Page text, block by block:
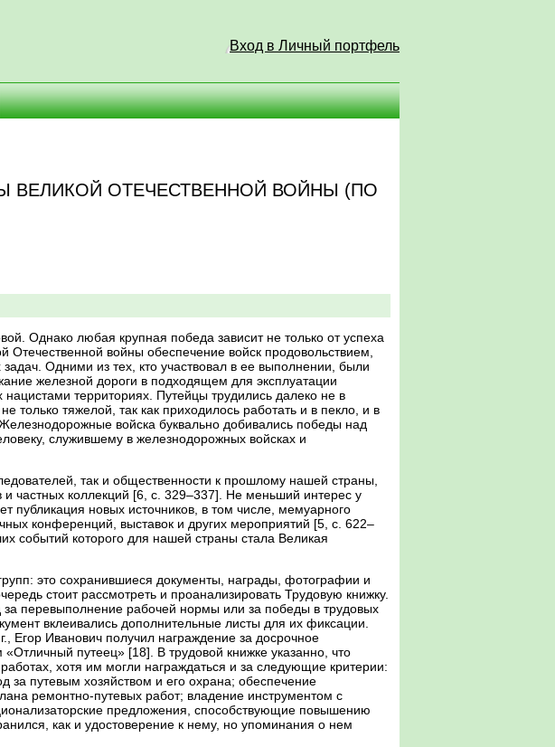
Вход в Личный портфель
ВЕЛИКОЙ ОТЕЧЕСТВЕННОЙ ВОЙНЫ (ПО
Однако любая крупная победа зависит не только от успеха
войны обеспечение войск продовольствием,
Одними из тех, кто участвовал в ее выполнении, были
железной дороги в подходящем для эксплуатации
территориях. Путейцы трудились далеко не в
только тяжелой, так как приходилось работать и в пекло, и в
войска буквально добивались победы над
служившему в железнодорожных войсках и
так и общественности к прошлому нашей страны,
коллекций [6, c. 329–337]. Не меньший интерес у
публикация новых источников, в том числе, мемуарного
конференций, выставок и других мероприятий [5, c. 622–
событий которого для нашей страны стала Великая
это сохранившиеся документы, награды, фотографии и
стоит рассмотреть и проанализировать Трудовую книжку.
перевыполнение рабочей нормы или за победы в трудовых
вклеивались дополнительные листы для их фиксации.
Егор Иванович получил награждение за досрочное
путеец» [18]. В трудовой книжке указанно, что
хотя им могли награждаться и за следующие критерии:
за путевым хозяйством и его охрана; обеспечение
ремонтно-путевых работ; владение инструментом с
предложения, способствующие повышению
как и удостоверение к нему, но упоминания о нем